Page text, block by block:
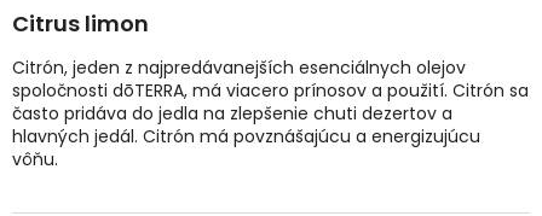
Citrus limon
Citrón, jeden z najpredávanejších esenciálnych olejov
spoločnosti dōTERRA, má viacero prínosov a použití. Citrón sa
často pridáva do jedla na zlepšenie chuti dezertov a
hlavných jedál. Citrón má povznášajúcu a energizujúcu
vôňu.
z
5
hviezdičiek.